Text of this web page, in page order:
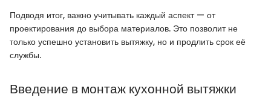
Подводя итог, важно учитывать каждый аспект — от
проектирования до выбора материалов. Это позволит не
только успешно установить вытяжку, но и продлить срок её
службы.
Введение в монтаж кухонной вытяжки